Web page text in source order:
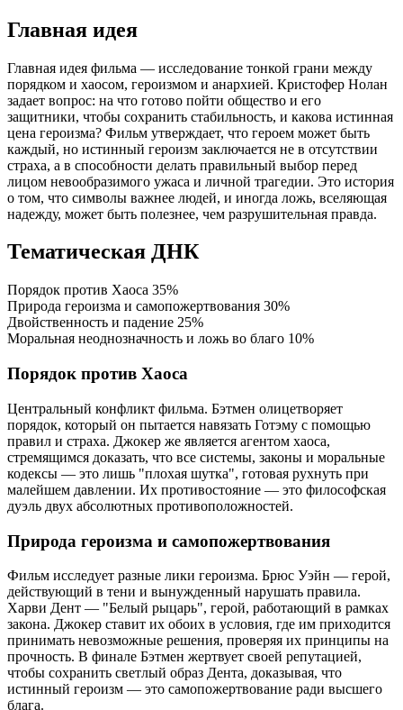
Главная идея
Главная идея фильма — исследование тонкой грани между
порядком и хаосом, героизмом и анархией. Кристофер Нолан
задает вопрос: на что готово пойти общество и его
защитники, чтобы сохранить стабильность, и какова истинная
цена героизма? Фильм утверждает, что героем может быть
каждый, но истинный героизм заключается не в отсутствии
страха, а в способности делать правильный выбор перед
лицом невообразимого ужаса и личной трагедии. Это история
о том, что символы важнее людей, и иногда ложь, вселяющая
надежду, может быть полезнее, чем разрушительная правда.
Тематическая ДНК
Порядок против Хаоса 35%
Природа героизма и самопожертвования 30%
Двойственность и падение 25%
Моральная неоднозначность и ложь во благо 10%
Порядок против Хаоса
Центральный конфликт фильма. Бэтмен олицетворяет
порядок, который он пытается навязать Готэму с помощью
правил и страха. Джокер же является агентом хаоса,
стремящимся доказать, что все системы, законы и моральные
кодексы — это лишь "плохая шутка", готовая рухнуть при
малейшем давлении. Их противостояние — это философская
дуэль двух абсолютных противоположностей.
Природа героизма и самопожертвования
Фильм исследует разные лики героизма. Брюс Уэйн — герой,
действующий в тени и вынужденный нарушать правила.
Харви Дент — "Белый рыцарь", герой, работающий в рамках
закона. Джокер ставит их обоих в условия, где им приходится
принимать невозможные решения, проверяя их принципы на
прочность. В финале Бэтмен жертвует своей репутацией,
чтобы сохранить светлый образ Дента, доказывая, что
истинный героизм — это самопожертвование ради высшего
блага.